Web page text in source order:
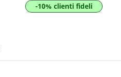
-10% clienti fideli